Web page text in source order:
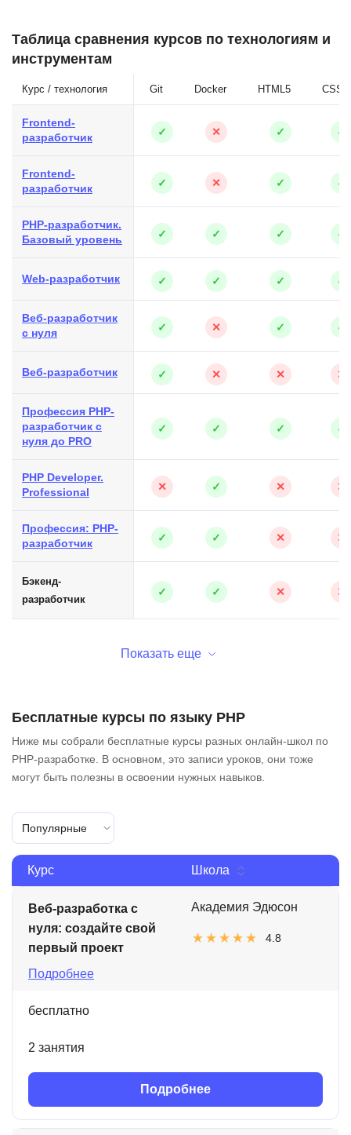
Таблица сравнения курсов по технологиям и
инструментам
Курс / технология Git Docker HTML5 CSS3
Frontend-
разработчик
✓ ✕ ✓ ✓
Frontend-
разработчик
✓ ✕ ✓ ✓
PHP-разработчик.
Базовый уровень
✓ ✓ ✓ ✓
Web-разработчик ✓ ✓ ✓ ✓
Веб-разработчик
с нуля
✓ ✕ ✓ ✓
Веб-разработчик ✓ ✕ ✕ ✕
Профессия PHP-
разработчик с
нуля до PRO
✓ ✓ ✓ ✓
PHP Developer.
Professional
✕ ✓ ✕ ✕
Профессия: PHP-
разработчик
✓ ✓ ✕ ✕
Бэкенд-
разработчик
✓ ✓ ✕ ✕
Показать еще
Бесплатные курсы по языку PHP
Ниже мы собрали бесплатные курсы разных онлайн-школ по
PHP-разработке. В основном, это записи уроков, они тоже
могут быть полезны в освоении нужных навыков.
Популярные
Курс Школа
Веб-разработка с
нуля: создайте свой
первый проект
Подробнее
Академия Эдюсон
4.8
бесплатно
2 занятия
Подробнее